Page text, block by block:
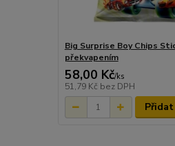
Big Surprise Boy Chips
překvapením
58,00 Kč/ks
51,79 Kč bez DPH